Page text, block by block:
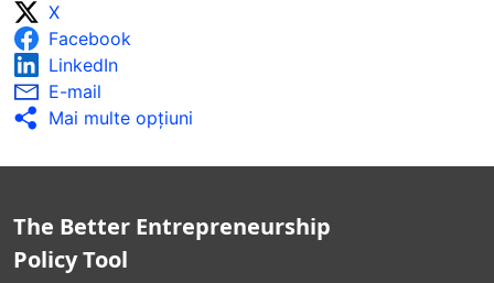
evaluării la jumătatea perioadei.
Se efectuează evaluări ex post pentru a măsura
impactul activităților de promovare a
antreprenoriatului în rândul grupurilor
subreprezentate și dezavantajate, iar rezultatele
îmbunătățirea campaniilor de conștientizare.
X
Facebook
LinkedIn
E-mail
Mai multe opţiuni
The Better Entrepreneurship
Policy Tool